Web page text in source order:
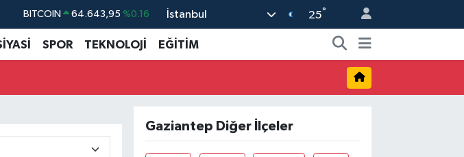
BITCOIN 64.643,95 %0.16
DOLAR 47,6006 %0.06
EURO 55,0250 %0.02
BİST100 13.799
İstanbul 25°
SPOR TEKNOLOJİ EĞİTİM
Gaziantep Diğer İlçeler